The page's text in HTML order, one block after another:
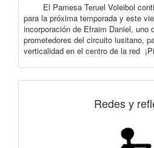
El Pamesa Teruel Voleibol
para la próxima temporada y este
incorporación de Efraim Daniel, uno
prometedores del circuito lusitano,
verticalidad en el centro de la red
Redes y